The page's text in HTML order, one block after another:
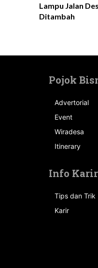
Lampu Jalan
Ditambah
Pojok
Advertorial
Event
Wiradesa
Itinerary
Info Karir
Tips dan Trik
Karir